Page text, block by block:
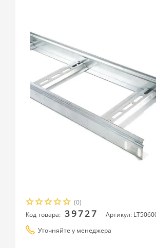
(0)
Код товара: 39727
Артикул:
Уточняйте у менеджера